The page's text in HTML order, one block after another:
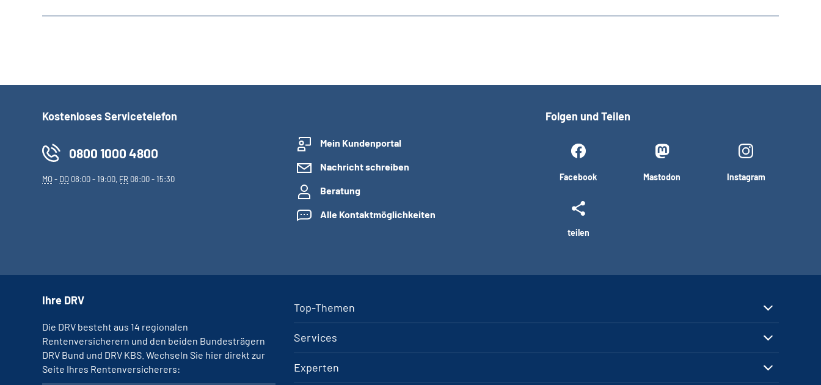
Kostenloses Servicetelefon
0800 1000 4800
MO- DO 08:00 - 19:00, FR 08:00 - 15:30
Mein Kundenportal
Nachricht schreiben
Beratung
Alle Kontaktmöglichkeiten
Folgen und Teilen
Facebook Mastodon Instagram
teilen
Top-Themen
Services
Experten
Ihre DRV
Die DRV besteht aus 14 regionalen
Rentenversicherern und den beiden Bundesträgern
DRV Bund und DRV KBS. Wechseln Sie hier direkt zur
Seite Ihres Rentenversicherers: